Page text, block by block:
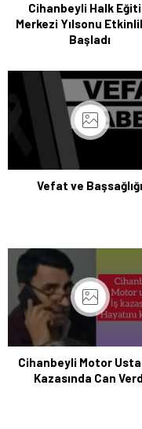
Cihanbeyli Halk
Merkezi Yılsonu
Başladı
Vefat ve Başsağlığı
Cihanbeyli Motor
Kazasında Can